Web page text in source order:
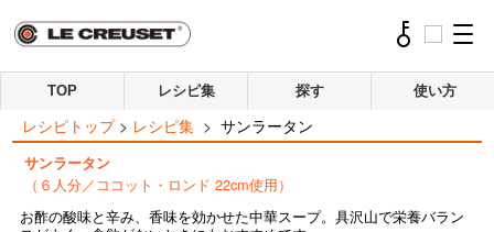
TOP レシピ集 探す 使い方
レシピトップ > レシピ集 > サンラータン
サンラータン
（６人分／ココット・ロンド 22cm使用）
お酢の酸味と辛み、香味を効かせた中華スープ。具沢山で栄養バラン